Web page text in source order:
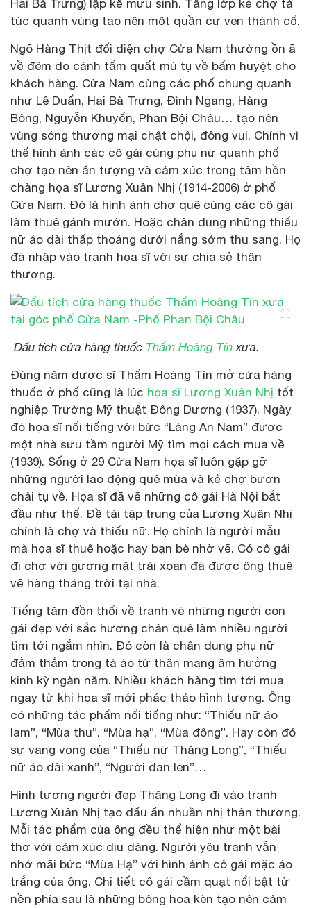
Hai Bà Trưng) lập kế mưu sinh. Tầng lớp kẻ chợ tá
túc quanh vùng tạo nên một quần cư ven thành cổ.
Ngõ Hàng Thịt đối diện chợ Cửa Nam thường ồn ã
về đêm do cánh tẩm quất mù tụ về bấm huyệt cho
khách hàng. Cửa Nam cùng các phố chung quanh
như Lê Duẩn, Hai Bà Trưng, Đình Ngang, Hàng
Bông, Nguyễn Khuyến, Phan Bội Châu… tạo nên
vùng sóng thương mại chật chội, đông vui. Chính vì
thế hình ảnh các cô gái cùng phụ nữ quanh phố
chợ tạo nên ấn tượng và cảm xúc trong tâm hồn
chàng họa sĩ Lương Xuân Nhị (1914-2006) ở phố
Cửa Nam. Đó là hình ảnh chợ quê cùng các cô gái
làm thuê gánh mướn. Hoặc chân dung những thiếu
nữ áo dài thấp thoáng dưới nắng sớm thu sang. Họ
đã nhập vào tranh họa sĩ với sự chia sẻ thân
thương.
Dấu tích cửa hàng thuốc Thẩm Hoàng Tín xưa.
Đúng năm dược sĩ Thẩm Hoàng Tín mở cửa hàng
thuốc ở phố cũng là lúc họa sĩ Lương Xuân Nhị tốt
nghiệp Trường Mỹ thuật Đông Dương (1937). Ngày
đó họa sĩ nổi tiếng với bức “Làng An Nam” được
một nhà sưu tầm người Mỹ tìm mọi cách mua về
(1939). Sống ở 29 Cửa Nam họa sĩ luôn gặp gỡ
những người lao động quê mùa và kẻ chợ bươn
chải tụ về. Họa sĩ đã vẽ những cô gái Hà Nội bắt
đầu như thế. Đề tài tập trung của Lương Xuân Nhị
chính là chợ và thiếu nữ. Họ chính là người mẫu
mà họa sĩ thuê hoặc hay bạn bè nhờ vẽ. Có cô gái
đi chợ với gương mặt trái xoan đã được ông thuê
vẽ hàng tháng trời tại nhà.
Tiếng tăm đồn thổi về tranh vẽ những người con
gái đẹp với sắc hương chân quê làm nhiều người
tìm tới ngắm nhìn. Đó còn là chân dung phụ nữ
đằm thắm trong tà áo tứ thân mang âm hưởng
kinh kỳ ngàn năm. Nhiều khách hàng tìm tới mua
ngay từ khi họa sĩ mới phác thảo hình tượng. Ông
có những tác phẩm nổi tiếng như: “Thiếu nữ áo
lam”, “Mùa thu”. “Mùa hạ”, “Mùa đông”. Hay còn đó
sự vang vọng của “Thiếu nữ Thăng Long”, “Thiếu
nữ áo dài xanh”, “Người đan len”…
Hình tượng người đẹp Thăng Long đi vào tranh
Lương Xuân Nhị tạo dấu ấn nhuần nhị thân thương.
Mỗi tác phẩm của ông đều thể hiện như một bài
thơ với cảm xúc dịu dàng. Người yêu tranh vẫn
nhớ mãi bức “Mùa Hạ” với hình ảnh cô gái mặc áo
trắng của ông. Chi tiết cô gái cầm quạt nổi bật từ
nền phía sau là những bông hoa kèn tạo nên cảm